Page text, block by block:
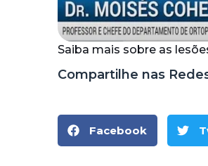
Saiba mais sobre as
Compartilhe nas
Facebook